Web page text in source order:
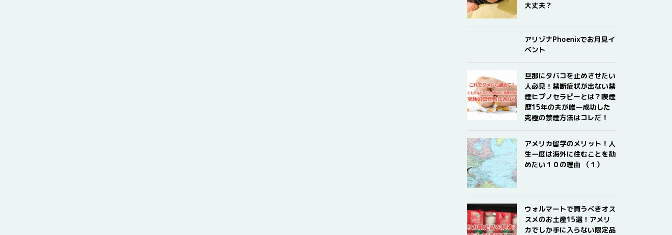
大丈夫？
アリゾナPhoenixでお月見イ
ベント
旦那にタバコを止めさせたい
人必見！禁断症状が出ない禁
煙ヒプノセラピーとは？喫煙
歴15年の夫が唯一成功した
究極の禁煙方法はコレだ！
アメリカ留学のメリット！人
生一度は海外に住むことを勧
めたい１０の理由 （１）
ウォルマートで買うべきオス
スメのお土産15選！アメリ
カでしか手に入らない限定品